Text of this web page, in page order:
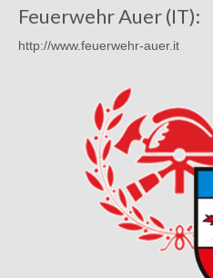
Feuerwehr Auer (IT):
http://www.feuerwehr-auer.it